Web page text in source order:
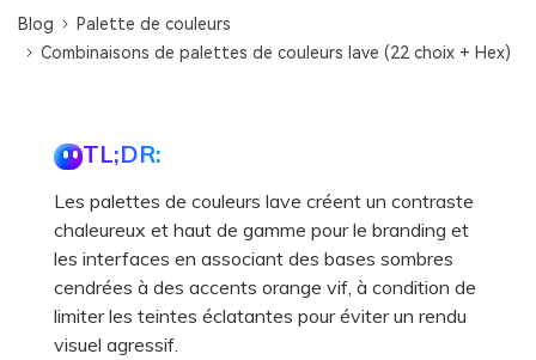
Blog
Palette de couleurs
Combinaisons de palettes de couleurs lave (22 choix + Hex)
TL;DR:
Les palettes de couleurs lave créent un contraste
chaleureux et haut de gamme pour le branding et
les interfaces en associant des bases sombres
cendrées à des accents orange vif, à condition de
limiter les teintes éclatantes pour éviter un rendu
visuel agressif.